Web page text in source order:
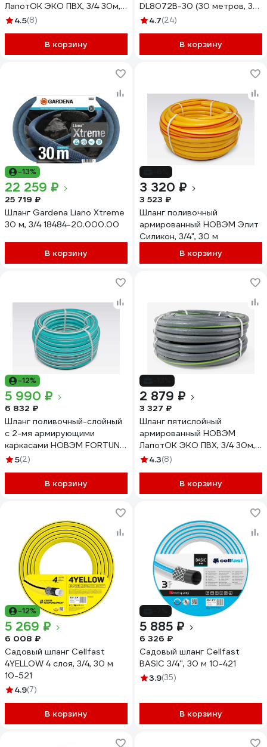
ЛапотОК ЭКО ПВХ, 3/4 30м,
красный
4.5(8)
В корзину
DL8072B-30 (30 метров, 30
Бар) 229852
4.7(24)
В корзину
-13%
22 259 ₽
25 719 ₽
Шланг Gardena Liano Xtreme
30 м, 3/4 18484-20.000.00
В корзину
3 320 ₽
3 523 ₽
Шланг поливочный
армированный НОВЭМ Элит
Силикон, 3/4", 30 м
В корзину
-12%
5 990 ₽
6 832 ₽
Шланг поливочный-слойный
с 2-мя армирующими
каркасами НОВЭМ FORTUNA
Sky 3/4, 30м
5(2)
В корзину
2 879 ₽
3 327 ₽
Шланг пятислойный
армированный НОВЭМ
ЛапотОК ЭКО ПВХ, 3/4 30м,
серый
4.3(8)
В корзину
-12%
5 269 ₽
6 008 ₽
Садовый шланг Cellfast
4YELLOW 4 слоя, 3/4, 30 м
10-521
4.9(7)
В корзину
5 885 ₽
6 326 ₽
Садовый шланг Cellfast
BASIC 3/4'', 30 м 10-421
3.9(35)
В корзину